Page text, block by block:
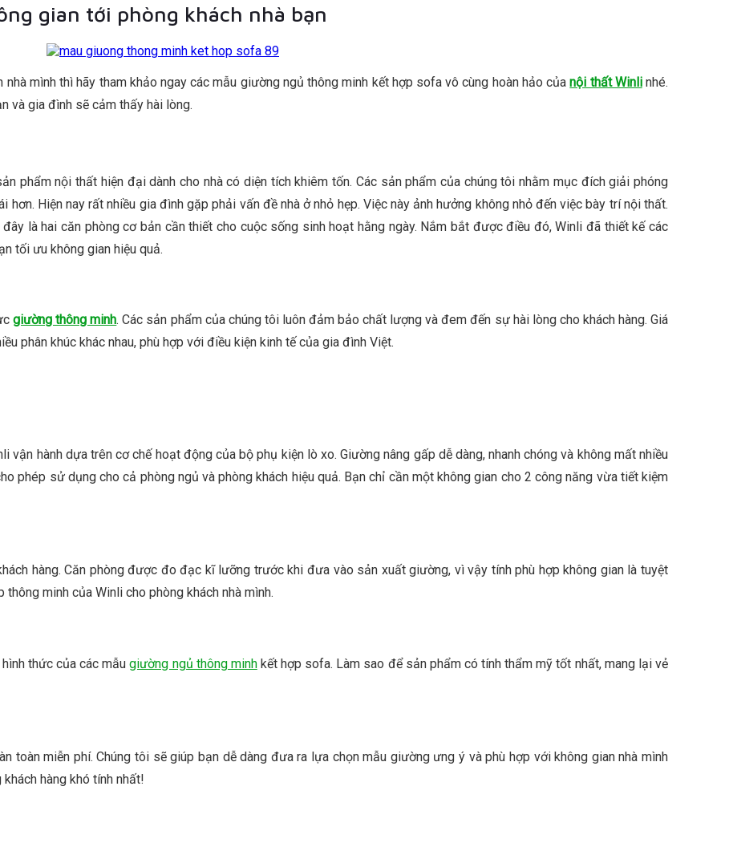
gian tới phòng khách nhà bạn
mình thì hãy tham khảo ngay các mẫu giường ngủ thông minh kết hợp sofa vô cùng hoàn hảo củanội thất Winlinhé.
và gia đình sẽ cảm thấy hài lòng.
phẩm nội thất hiện đại dành cho nhà có diện tích khiêm tốn. Các sản phẩm của chúng tôi nhằm mục đích giải phóng
Hiện nay rất nhiều gia đình gặp phải vấn đề nhà ở nhỏ hẹp. Việc này ảnh hưởng không nhỏ đến việc bày trí nội thất.
là hai căn phòng cơ bản cần thiết cho cuộc sống sinh hoạt hằng ngày. Nắm bắt được điều đó, Winli đã thiết kế các
tối ưu không gian hiệu quả.
giường thông minh. Các sản phẩm của chúng tôi luôn đảm bảo chất lượng và đem đến sự hài lòng cho khách hàng. Giá
phân khúc khác nhau, phù hợp với điều kiện kinh tế của gia đình Việt.
vận hành dựa trên cơ chế hoạt động của bộ phụ kiện lò xo. Giường nâng gấp dễ dàng, nhanh chóng và không mất nhiều
phép sử dụng cho cả phòng ngủ và phòng khách hiệu quả. Bạn chỉ cần một không gian cho 2 công năng vừa tiết kiệm
hàng. Căn phòng được đo đạc kĩ lưỡng trước khi đưa vào sản xuất giường, vì vậy tính phù hợp không gian là tuyệt
minh của Winli cho phòng khách nhà mình.
thức của các mẫugiường ngủ thông minhkết hợp sofa. Làm sao để sản phẩm có tính thẩm mỹ tốt nhất, mang lại vẻ
toàn miễn phí. Chúng tôi sẽ giúp bạn dễ dàng đưa ra lựa chọn mẫu giường ưng ý và phù hợp với không gian nhà mình
hàng khó tính nhất!